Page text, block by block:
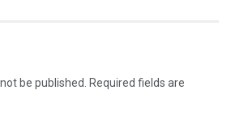
be published. Required fields are